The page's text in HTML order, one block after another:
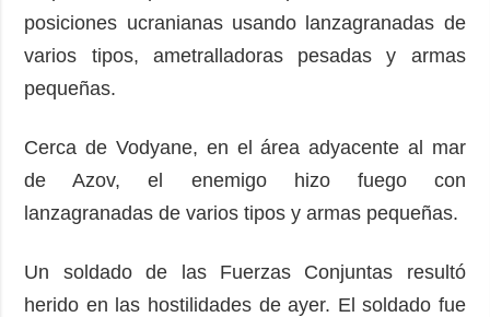
posiciones ucranianas usando lanzagranadas de
varios tipos, ametralladoras pesadas y armas
pequeñas.
Cerca de Vodyane, en el área adyacente al mar
de Azov, el enemigo hizo fuego con
lanzagranadas de varios tipos y armas pequeñas.
Un soldado de las Fuerzas Conjuntas resultó
herido en las hostilidades de ayer. El soldado fue